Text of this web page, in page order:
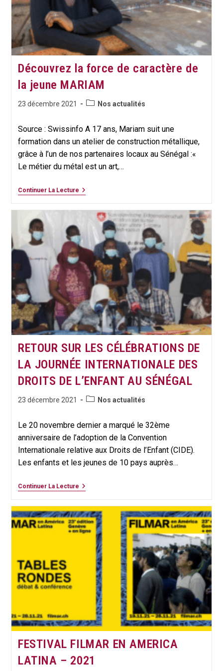
AMÉRIQUE
LATINE
Découvrez la force de caractère de
la jeune MARIAM
Publication
23 décembre 2021
PostNos actualités
Source : Swissinfo A 17 ans, Mariam suit une
formation dans un atelier de construction métallique,
grâce à l’un de nos partenaires locaux au Sénégal :«
Le métier du métal est un art,…
Continuer La LectureDécouvrez
Caractère
De
La
Jeune
MARIAM
RETOUR SUR LES CÉLÉBRATIONS DE
LA JOURNÉE INTERNATIONALE DES
DROITS DE L’ENFANT AU SÉNÉGAL
Publication
23 décembre 2021
PostNos actualités
Le 20 novembre dernier a marqué le 32ème
anniversaire de l’adoption de la Convention
Internationale relative aux Droits de l’Enfant (CIDE).
Les enfants et les jeunes de 10 pays auprès…
Continuer La LectureRETOUR
CÉLÉBRATIONS
DE
LA
JOURNÉE
INTERNATIONALE
DROITS
L’ENFANT
SÉNÉGAL
FESTIVAL FILMAR EN AMERICA
LATINA – 2021